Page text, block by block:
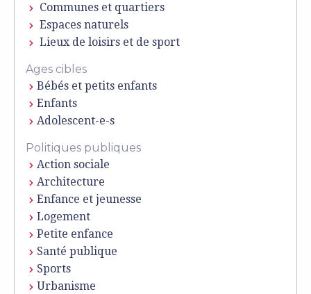
Communes et quartiers
Espaces naturels
Lieux de loisirs et de sport
Ages cibles
Bébés et petits enfants
Enfants
Adolescent-e-s
Politiques publiques
Action sociale
Architecture
Enfance et jeunesse
Logement
Petite enfance
Santé publique
Sports
Urbanisme